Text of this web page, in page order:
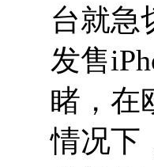
台就急
发售
睹，在
情况下